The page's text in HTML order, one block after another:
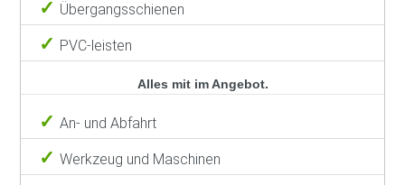
Übergangsschienen
PVC-leisten
Alles mit im Angebot.
An- und Abfahrt
Werkzeug und Maschinen